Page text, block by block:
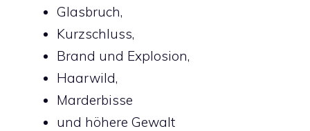
Glasbruch,
Kurzschluss,
Brand und Explosion,
Haarwild,
Marderbisse
und höhere Gewalt